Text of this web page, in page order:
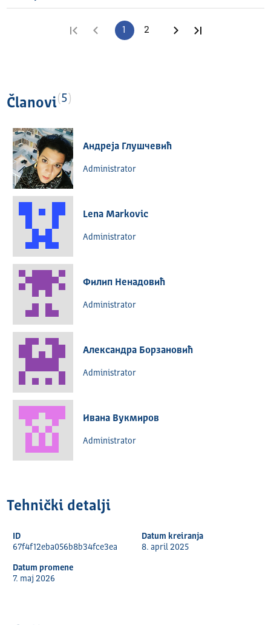
Prva stranaPrethodna strana
1 2 Sledeća strana
Članovi 5
Андреја Глушчевић
Administrator
Lena Markovic
Administrator
Филип Ненадовић
Administrator
Александра Борзановић
Administrator
Ивана Вукмиров
Administrator
Tehnički detalјi
ID
67f4f12eba056b8b34fce3ea
Datum kreiranja
8. april 2025
Datum promene
7. maj 2026